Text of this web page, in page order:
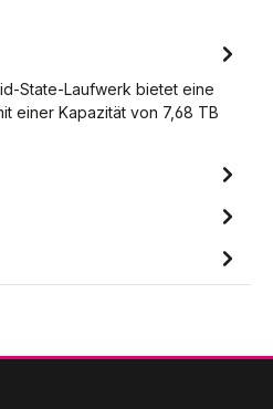
State-Laufwerk bietet eine
einer Kapazität von 7,68 TB